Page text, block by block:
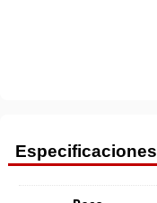
Especificaciones